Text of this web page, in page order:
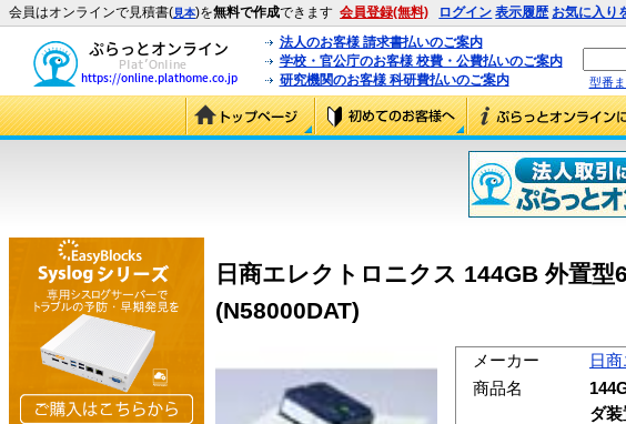
会員はオンラインで見積書(見本)を無料で作成できます 会員登録(無料) ログイン 表示履歴 お気に入り
法人のお客様 請求書払いのご案内
学校・官公庁のお客様 校費・公費払いのご案内
研究機関のお客様 科研費払いのご案内
型番
日商エレクトロニクス 144GB 外置
(N58000DAT)
メーカー
日
商品名
ダ装